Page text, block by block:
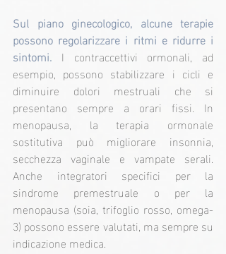
Sul piano ginecologico, alcune terapie
possono regolarizzare i ritmi e ridurre i
sintomi. I contraccettivi ormonali, ad
esempio, possono stabilizzare i cicli e
diminuire dolori mestruali che si
presentano sempre a orari fissi. In
menopausa, la terapia ormonale
sostitutiva può migliorare insonnia,
secchezza vaginale e vampate serali.
Anche integratori specifici per la
sindrome premestruale o per la
menopausa (soia, trifoglio rosso, omega-
3) possono essere valutati, ma sempre su
indicazione medica.